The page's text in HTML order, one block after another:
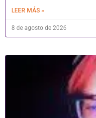
LEER MÁS »
8 de agosto de 2026